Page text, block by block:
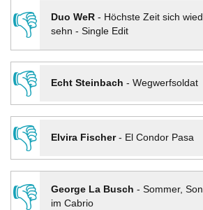
👎
Duo WeR- Höchste Zeit sich
sehn - Single Edit
👎
Echt Steinbach - Wegwerfsoldat
👎
Elvira Fischer- El Condor Pasa
👎
George La Busch - Sommer,
im Cabrio